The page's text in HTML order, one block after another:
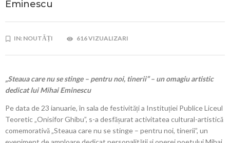
Eminescu
IN: NOUTĂȚI 616 VIZUALIZARI
„Steaua care nu se stinge – pentru noi, tinerii” – un omagiu artistic
dedicat lui Mihai Eminescu
Pe data de 23 ianuarie, în sala de festivități a Instituției Publice Liceul
Teoretic „Onisifor Ghibu”, s-a desfășurat activitatea cultural-artistică
comemorativă „Steaua care nu se stinge – pentru noi, tinerii”, un